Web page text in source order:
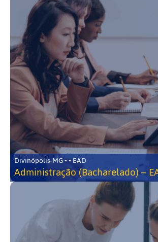
Divinópolis-MG • • EAD
Administração (Bacharelado) –